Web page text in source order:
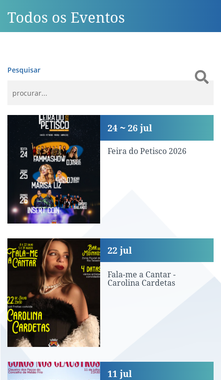
Todos os Eventos
Pesquisar
Feira do Petisco 2026
Feira do Petisco 2026
24 26 jul
Fala-me a Cantar - Carolina Cardetas
Fala-me a Cantar -
Carolina Cardetas
22 jul
Coros nos Claustros 2026
11 jul